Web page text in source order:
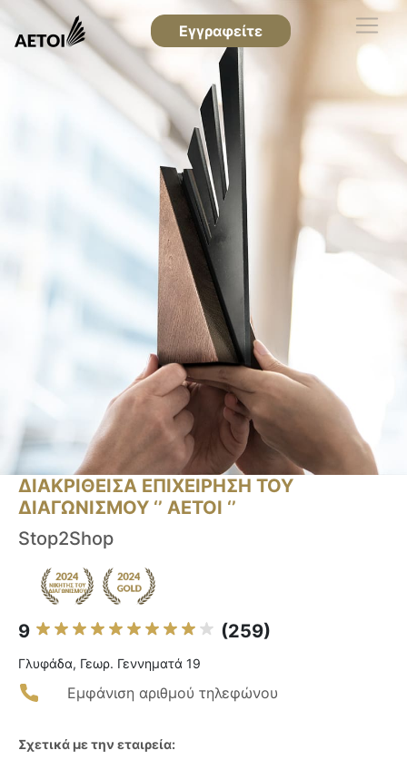
Εγγραφείτε
ΔΙΑΚΡΙΘΕΙΣΑ ΕΠΙΧΕΙΡΗΣΗ ΤΟΥ
ΔΙΑΓΩΝΙΣΜΟΥ ‘’ ΑΕΤΟΙ ‘’
Stop2Shop
9 (259)
Γλυφάδα, Γεωρ. Γεννηματά 19
Εμφάνιση αριθμού τηλεφώνου
Σχετικά με την εταιρεία: